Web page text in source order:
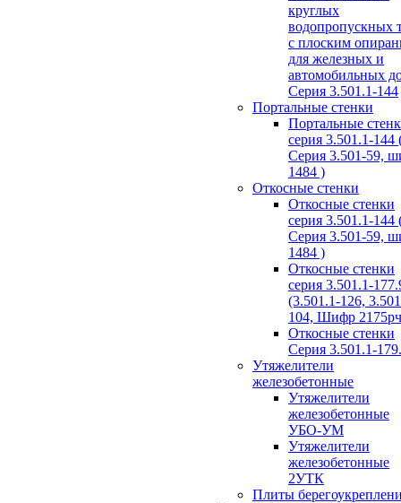
круглых
водопропускных
с плоским
для железных и
автомобильных
Серия 3.501.1-144
Портальные стенки
Портальные
серия 3.501.1-144
Серия 3.501-59,
1484 )
Откосные стенки
Откосные стенки
серия 3.501.1-144
Серия 3.501-59,
1484 )
Откосные стенки
серия 3.501.1-
(3.501.1-126,
104, Шифр
Откосные стенки
Серия 3.501.1-
Утяжелители
железобетонные
Утяжелители
железобетонные
УБО-УМ
Утяжелители
железобетонные
2УТК
Плиты